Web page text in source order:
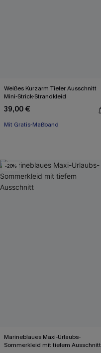
Weißes Kurzarm Tiefer Ausschnitt
Mini-Strick-Strandkleid
39,00 €
Mit Gratis-Maßband
-20%
Marineblaues Maxi-Urlaubs-
Sommerkleid mit tiefem Ausschnitt